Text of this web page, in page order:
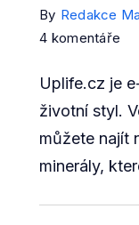
By Redakce
4 komentáře
s
–
Uplife.cz je
životní styl.
můžete najít
minerály,